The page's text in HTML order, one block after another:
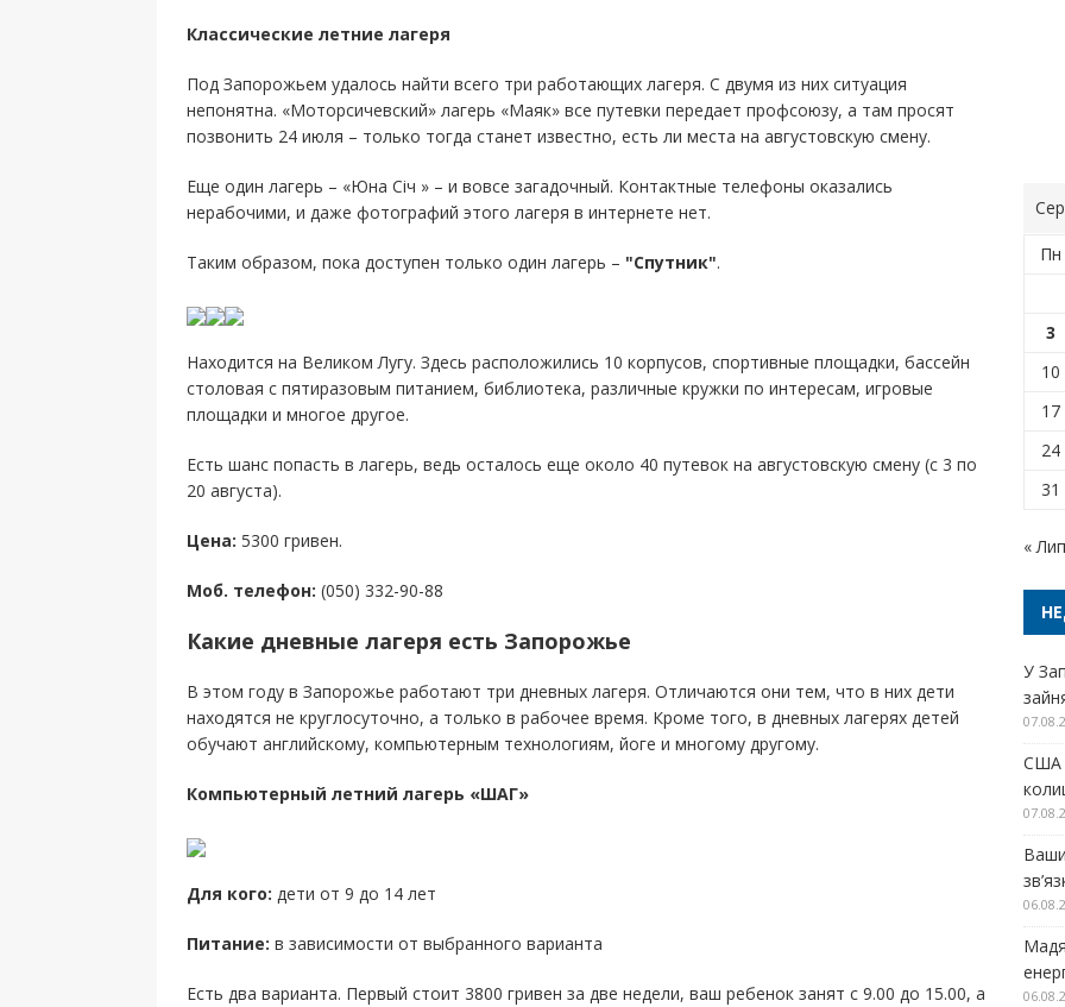
Классические летние лагеря
Под Запорожьем удалось найти всего три работающих лагеря. С двумя из них ситуация
непонятна. «Моторсичевский» лагерь «Маяк» все путевки передает профсоюзу, а там просят
позвонить 24 июля – только тогда станет известно, есть ли места на августовскую смену.
Еще один лагерь – «Юна Січ » – и вовсе загадочный. Контактные телефоны оказались
нерабочими, и даже фотографий этого лагеря в интернете нет.
Таким образом, пока доступен только один лагерь – "Спутник".
Находится на Великом Лугу. Здесь расположились 10 корпусов, спортивные площадки, бассейн
столовая с пятиразовым питанием, библиотека, различные кружки по интересам, игровые
площадки и многое другое.
Есть шанс попасть в лагерь, ведь осталось еще около 40 путевок на августовскую смену (с 3 по
20 августа).
Цена: 5300 гривен.
Моб. телефон: (050) 332-90-88
Какие дневные лагеря есть Запорожье
В этом году в Запорожье работают три дневных лагеря. Отличаются они тем, что в них дети
находятся не круглосуточно, а только в рабочее время. Кроме того, в дневных лагерях детей
обучают английскому, компьютерным технологиям, йоге и многому другому.
Компьютерный летний лагерь «ШАГ»
Для кого: дети от 9 до 14 лет
Питание: в зависимости от выбранного варианта
Есть два варианта. Первый стоит 3800 гривен за две недели, ваш ребенок занят с 9.00 до 15.00, а
Пн
3
10
17
24
31
« Лип
У
США